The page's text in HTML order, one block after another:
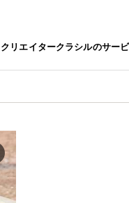
クリエイタークラシルのサー